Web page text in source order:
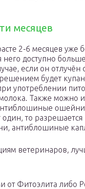
месяцев
2-6 месяцев уже
доступно
если он отлучён
будет
употреблении
Также можно
то
антиблошиные
ветеринаров,
от Фитоэлита либо